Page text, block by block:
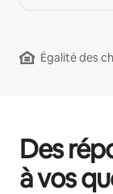
Égalité des
Des
à vos